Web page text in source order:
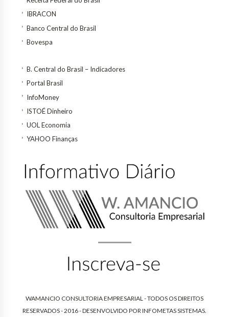
IBRACON
Banco Central do Brasil
Bovespa
B. Central do Brasil – Indicadores
Portal Brasil
InfoMoney
ISTOÉ Dinheiro
UOL Economia
YAHOO Finanças
WAMANCIO CONSULTORIA EMPRESARIAL - TODOS OS DIREITOS
RESERVADOS - 2016 - DESENVOLVIDO POR INFOMETAS SISTEMAS